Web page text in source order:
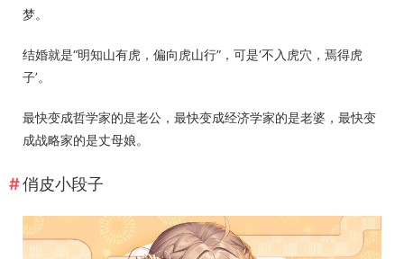
梦。
结婚就是“明知山有虎，偏向虎山行”，可是‘不入虎穴，焉得虎
子’。
最快变成哲学家的是老公，最快变成经济学家的是老婆，最快变
成战略家的是丈母娘。
俏皮小段子